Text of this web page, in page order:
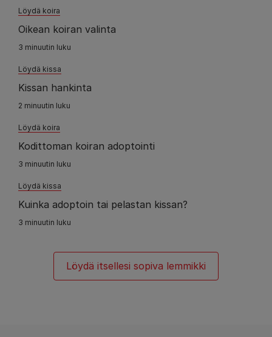
Löydä koira
Oikean koiran valinta
3 minuutin luku
Löydä kissa
Kissan hankinta
2 minuutin luku
Löydä koira
Kodittoman koiran adoptointi
3 minuutin luku
Löydä kissa
Kuinka adoptoin tai pelastan kissan?
3 minuutin luku
Löydä itsellesi sopiva lemmikki